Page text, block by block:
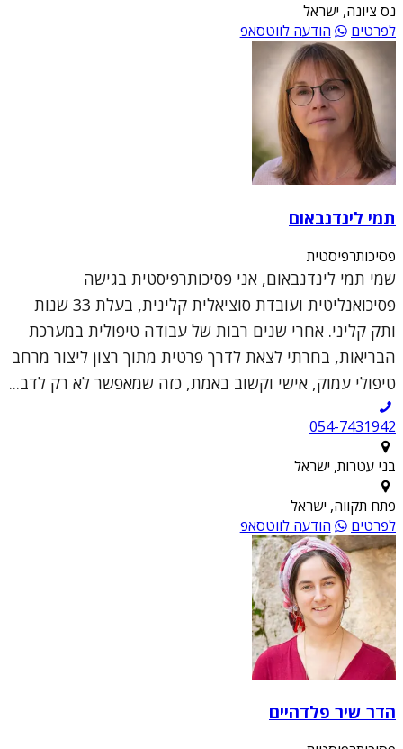
נס ציונה, ישראל
לפרטים
הודעה לווטסאפ
תמי לינדנבאום
פסיכותרפיסטית
שמי תמי לינדנבאום, אני פסיכותרפיסטית בגישה
פסיכואנליטית ועובדת סוציאלית קלינית, בעלת 33 שנות
ותק קליני. אחרי שנים רבות של עבודה טיפולית במערכת
הבריאות, בחרתי לצאת לדרך פרטית מתוך רצון ליצור מרחב
טיפולי עמוק, אישי וקשוב באמת, כזה שמאפשר לא רק לדב...
054-7431942
בני עטרות, ישראל
פתח תקווה, ישראל
לפרטים
הודעה לווטסאפ
הדר שיר פלדהיים